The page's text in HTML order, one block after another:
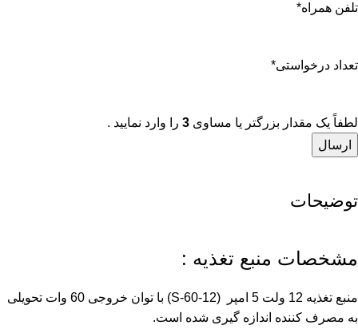
تلفن همراه*
تعداد درخواستی*
لطفاً یک مقدار بزرگتر یا مساوی 3 را وارد نمایید .
توضیحات
مشخصات منبع تغذیه :
منبع تغذیه 12 ولت 5 امپر
(S-60-12) با توان خروجی 60 وات تحویلی
به مصرف کننده اندازه گیری شده است.